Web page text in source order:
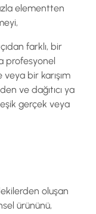
elementten
farklı, bir
profesyonel
bir karışım
ve dağıtıcı ya
gerçek veya
oluşan
ürününü,